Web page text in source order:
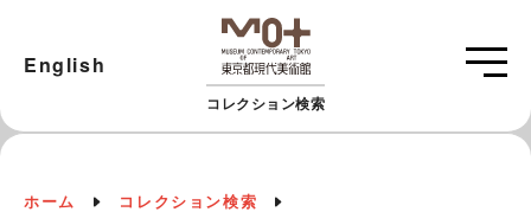
コレクション検索
English
ホーム コレクション検索